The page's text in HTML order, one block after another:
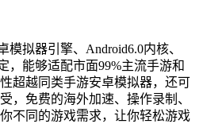
拟器引擎、Android6.0内核、
，能够适配市面99%主流手游和
超越同类手游安卓模拟器，还可
，免费的海外加速、操作录制、
不同的游戏需求，让你轻松游戏